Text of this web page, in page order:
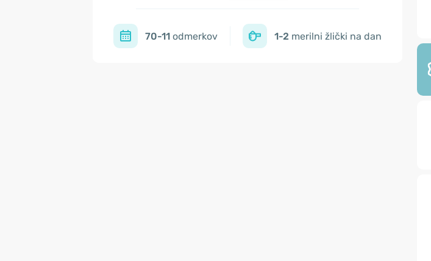
70-11 odmerkov 1-2 merilni žlički na dan